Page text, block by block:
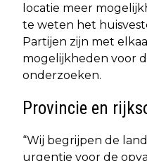
locatie meer
te weten het
Partijen zijn met
mogelijkheden voor
onderzoeken.
Provincie en
“Wij begrijpen de
urgentie voor de